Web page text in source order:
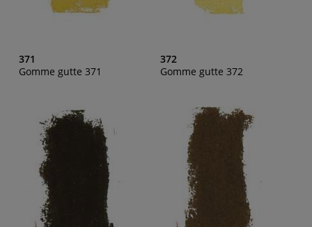
371
Gomme gutte 371
372
Gomme gutte 372